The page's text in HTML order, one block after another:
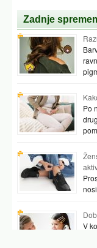
Zadnje
Po
V